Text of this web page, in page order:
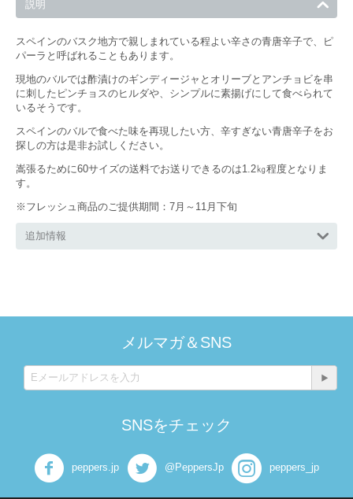
説明
スペインのバスク地方で親しまれている程よい辛さの青唐辛子で、ピ
パーラと呼ばれることもあります。
現地のバルでは酢漬けのギンディージャとオリーブとアンチョビを串
に刺したピンチョスのヒルダや、シンプルに素揚げにして食べられて
いるそうです。
スペインのバルで食べた味を再現したい方、辛すぎない青唐辛子をお
探しの方は是非お試しください。
嵩張るために60サイズの送料でお送りできるのは1.2㎏程度となりま
す。
※フレッシュ商品のご提供期間：7月～11月下旬
追加情報
メルマガ＆SNS
SNSをチェック
peppers.jp @PeppersJp peppers_jp